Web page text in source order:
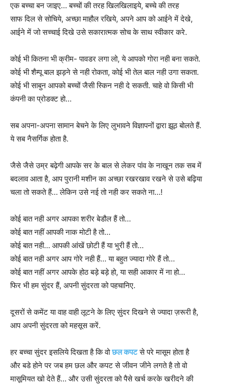
एक बच्चा बन जाइए… बच्चों की तरह खिलखिलाइये, बच्चे की तरह
साफ दिल से सोचिये, अच्छा माहौल रखिये, अपने आप को आईने में देखे,
आईने में जो सच्चाई दिखे उसे सकारात्मक सोच के साथ स्वीकार करे.
कोई भी कितना भी क्रीम- पावडर लगा लो, ये आपको गोरा नही बना सकते.
कोई भी शैम्पू बाल झड़ने से नही रोकता, कोई भी तेल बाल नही उगा सकता.
कोई भी साबुन आपको बच्चों जैसी स्किन नही दे सकती. चाहे वो किसी भी
कंपनी का प्रोडक्ट हो…
सब अपना-अपना सामान बेचने के लिए लुभावने विज्ञापनों द्वारा झूठ बोलते हैं.
ये सब नैसर्गिक होता है.
जैसे जैसे उम्र बढ़ेगी आपके सर के बाल से लेकर पांव के नाखून तक सब में
बदलाव आता है, आप पुरानी मशीन का अच्छा रखरखाव रखने से उसे बढ़िया
चला तो सकते हैं… लेकिन उसे नई तो नही कर सकते ना…!
कोई बात नही अगर आपका शरीर बेडौल हैं तो…
कोई बात नहीं आपकी नाक मोटी है तो…
कोई बात नही… आपकी आंखें छोटी हैं या भुरी हैं तो…
कोई बात नही अगर आप गोरे नही हैं… या बहुत ज्यादा गोरे हैं तो…
कोई बात नहीं अगर आपके होठ बड़े बड़े हो, या सही आकार में ना हो…
फिर भी हम सुंदर हैं, अपनी सुंदरता को पहचानिए.
दूसरों से कमेंट या वाह वाही लूटने के लिए सुंदर दिखने से ज्यादा ज़रूरी है,
आप अपनी सुंदरता को महसूस करें.
हर बच्चा सुंदर इसलिये दिखता है कि वोछल कपटसे परे मासूम होता है
और बडे होने पर जब हम छल और कपट से जीवन जीने लगते है तो वो
मासूमियत खो देते हैं… और उसी सुंदरता को पैसे खर्च करके खरीदने की